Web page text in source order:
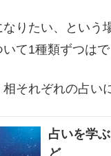
りたい、という
て1種類ずつは
それぞれの占い
占いを学